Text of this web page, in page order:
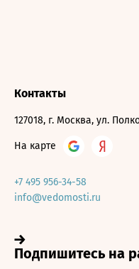
Контакты
127018, г. Москва, ул.
На карте
+7 495 956-34-58
info@vedomosti.ru